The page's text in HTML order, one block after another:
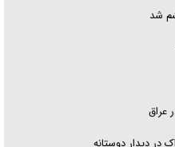
شد
در دیدار دوستانه